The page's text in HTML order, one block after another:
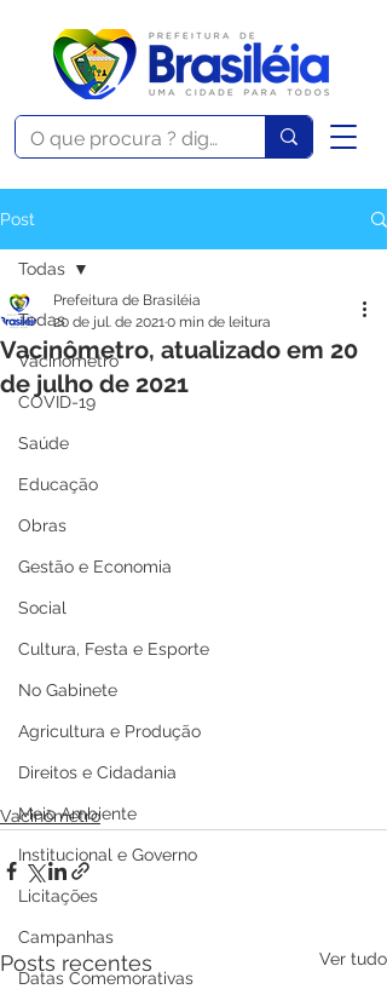
Post
Todas
Vacinômetro
COVID-19
Saúde
Educação
Obras
Gestão e Economia
Social
Cultura, Festa e Esporte
No Gabinete
Agricultura e Produção
Direitos e Cidadania
Meio Ambiente
Institucional e Governo
Licitações
Campanhas
Datas Comemorativas
Todas
Vacinômetro, atualizado em 20
de julho de 2021
Prefeitura de Brasiléia
20 de jul. de 20210 min de leitura
Vacinômetro
Posts recentes Ver tudo